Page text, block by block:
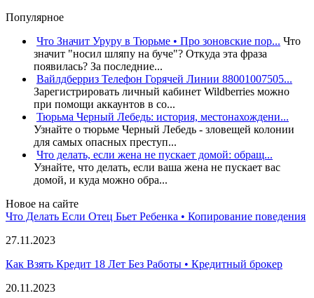
Популярное
Что Значит Уруру в Тюрьме • Про зоновские пор... Что
значит "носил шляпу на буче"? Откуда эта фраза
появилась? За последние...
Вайлдберриз Телефон Горячей Линии 88001007505...
Зарегистрировать личный кабинет Wildberries можно
при помощи аккаунтов в со...
Тюрьма Черный Лебедь: история, местонахождени...
Узнайте о тюрьме Черный Лебедь - зловещей колонии
для самых опасных преступ...
Что делать, если жена не пускает домой: обращ...
Узнайте, что делать, если ваша жена не пускает вас
домой, и куда можно обра...
Новое на сайте
Что Делать Если Отец Бьет Ребенка • Копирование поведения
27.11.2023
Как Взять Кредит 18 Лет Без Работы • Кредитный брокер
20.11.2023